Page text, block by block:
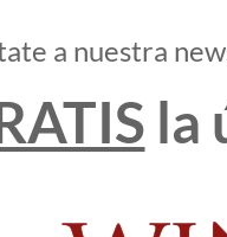
de autolisis (frutos
a nuestra
la